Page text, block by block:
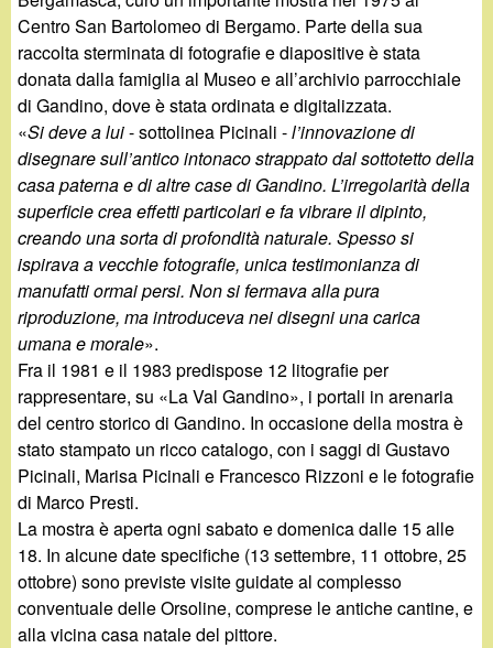
Centro San Bartolomeo di Bergamo. Parte della sua
raccolta sterminata di fotografie e diapositive è stata
donata dalla famiglia al Museo e all’archivio parrocchiale
di Gandino, dove è stata ordinata e digitalizzata.
«Si deve a lui- sottolinea Picinali -l’innovazione di
disegnare sull’antico intonaco strappato dal sottotetto della
casa paterna e di altre case di Gandino. L’irregolarità della
superficie crea effetti particolari e fa vibrare il dipinto,
creando una sorta di profondità naturale. Spesso si
ispirava a vecchie fotografie, unica testimonianza di
manufatti ormai persi. Non si fermava alla pura
riproduzione, ma introduceva nei disegni una carica
umana e morale».
Fra il 1981 e il 1983 predispose 12 litografie per
rappresentare, su «La Val Gandino», i portali in arenaria
del centro storico di Gandino. In occasione della mostra è
stato stampato un ricco catalogo, con i saggi di Gustavo
Picinali, Marisa Picinali e Francesco Rizzoni e le fotografie
di Marco Presti.
La mostra è aperta ogni sabato e domenica dalle 15 alle
18. In alcune date specifiche (13 settembre, 11 ottobre, 25
ottobre) sono previste visite guidate al complesso
conventuale delle Orsoline, comprese le antiche cantine, e
alla vicina casa natale del pittore.